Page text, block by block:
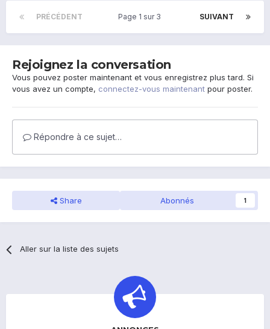
PRÉCÉDENT SUIVANT
Page 1 sur 3
Rejoignez la conversation
Vous pouvez poster maintenant et vous enregistrez plus tard. Si
vous avez un compte, connectez-vous maintenant pour poster.
Répondre à ce sujet…
Share Abonnés 1
Aller sur la liste des sujets